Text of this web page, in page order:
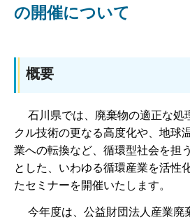
の開催について
概要
石川県では、廃棄物の適正な処
クル技術の更なる高度化や、地球
業への転換など、循環型社会を担
とした、いわゆる循環産業を活性
たセミナーを開催いたします。
今年度は、公益財団法人産業廃